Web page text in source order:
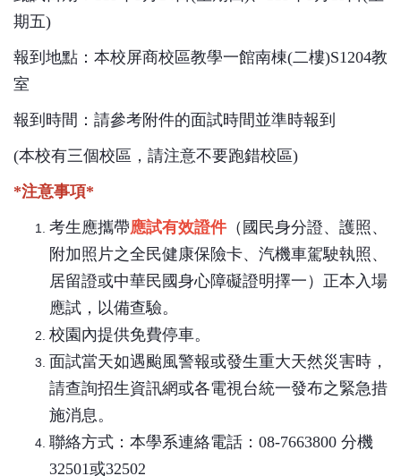
期五)
報到地點：本校屏商校區教學一館南棟(二樓)S1204教
室
報到時間：請參考附件的面試時間並準時報到
(本校有三個校區，請注意不要跑錯校區)
*注意事項*
考生應攜帶應試有效證件 （國民身分證、護照、
附加照片之全民健康保險卡、汽機車駕駛執照、
居留證或中華民國身心障礙證明擇一）正本入場
應試，以備查驗。
校園內提供免費停車。
面試當天如遇颱風警報或發生重大天然災害時，
請查詢招生資訊網或各電視台統一發布之緊急措
施消息。
聯絡方式：本學系連絡電話：08-7663800 分機
32501或32502